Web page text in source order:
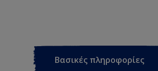
Βασικές πληροφορίες